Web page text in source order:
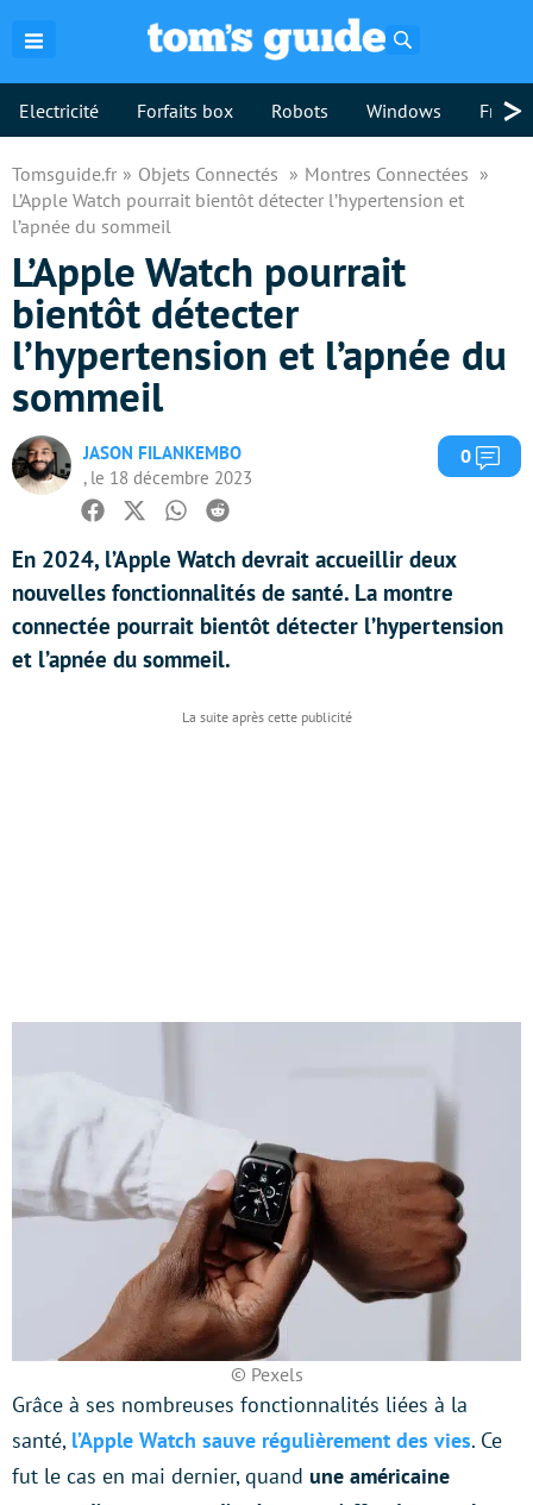
Electricité Forfaits box Robots Windows >
Tomsguide.fr Objets Connectés
Montres Connectées
L’Apple Watch pourrait bientôt détecter l’hypertension et
l’apnée du sommeil
L’Apple Watch pourrait
bientôt détecter
l’hypertension et l’apnée du
sommeil
JASON FILANKEMBO
, le 18 décembre 2023
0
Facebook
TwitterWhatsapp
Reddit
En 2024, l’Apple Watch devrait accueillir deux
nouvelles fonctionnalités de santé. La montre
connectée pourrait bientôt détecter l’hypertension
et l’apnée du sommeil.
© Pexels
Grâce à ses nombreuses fonctionnalités liées à la
santé, l’Apple Watch sauve régulièrement des vies. Ce
fut le cas en mai dernier, quand une américaine